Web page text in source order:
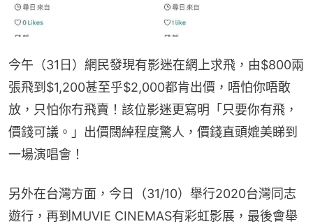
今午（31日）網民發現有影迷在網上求飛，由$800兩
張飛到$1,200甚至乎$2,000都肯出價，唔怕你唔敢
放，只怕你冇飛賣！該位影迷更寫明「只要你有飛，
價錢可議。」出價闊綽程度驚人，價錢直頭媲美睇到
一場演唱會！
另外在台灣方面，今日（31/10）舉行2020台灣同志
遊行，再到MUVIE CINEMAS有彩虹影展，最後會舉